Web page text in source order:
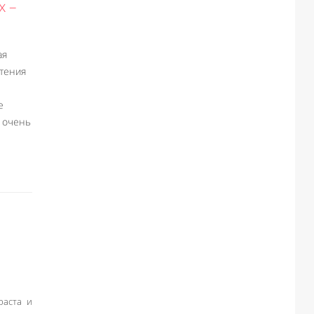
–
очень
и